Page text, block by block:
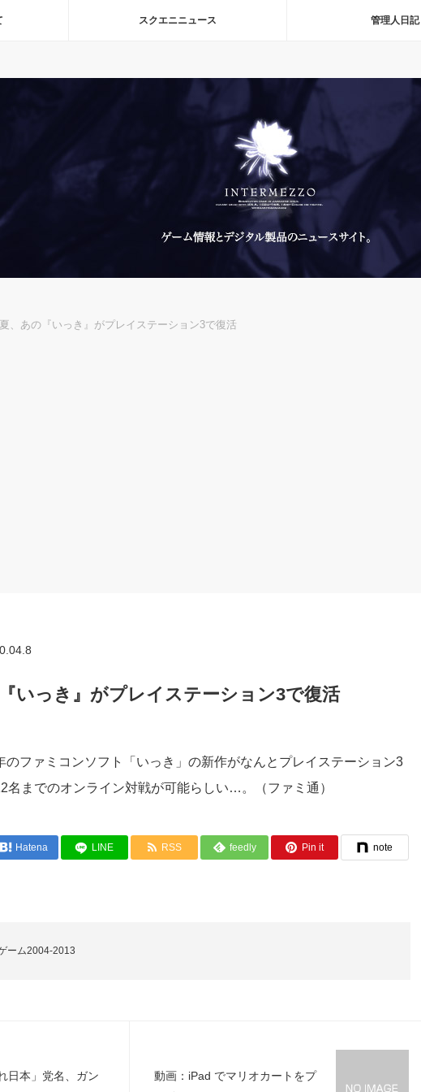
スクエニニュース 管理人日記
、あの『いっき』がプレイステーション3で復活
いっき』がプレイステーション3で復活
のファミコンソフト「いっき」の新作がなんとプレイステーション3
名までのオンライン対戦が可能らしい…。（ファミ通）
Hatena LINE RSS feedly Pin it note
ーム2004-2013
日本」党名、ガン
動画：iPad でマリオカートをプ